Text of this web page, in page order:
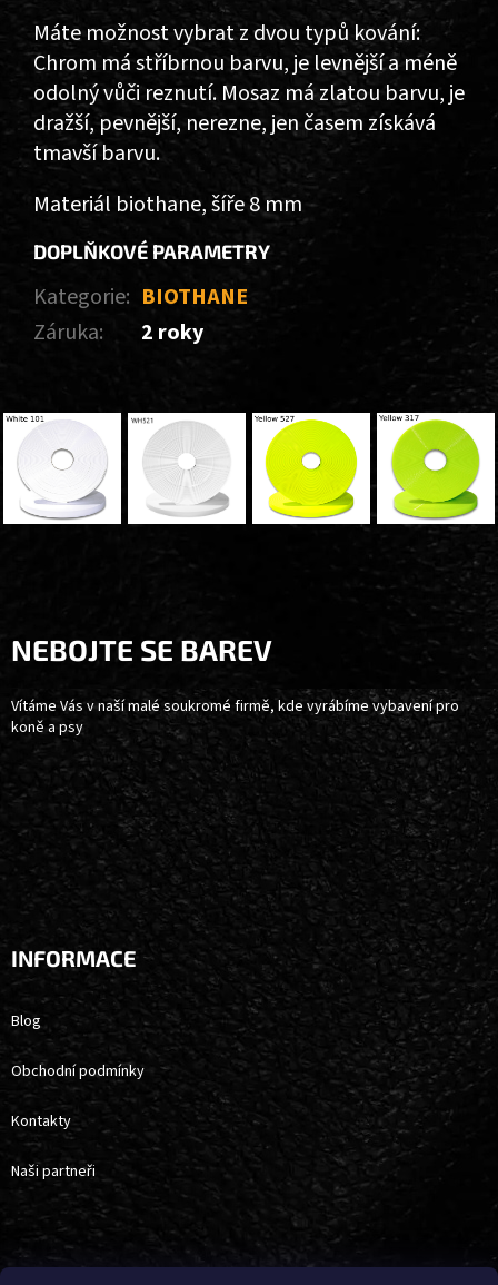
Máte možnost vybrat z dvou typů kování:
Chrom má stříbrnou barvu, je levnější a méně
odolný vůči reznutí. Mosaz má zlatou barvu, je
dražší, pevnější, nerezne, jen časem získává
tmavší barvu.
Materiál biothane, šíře 8 mm
DOPLŇKOVÉ PARAMETRY
Kategorie: BIOTHANE
Záruka: 2 roky
ANEBOJTE SE BAREV
Vítáme Vás v naší malé soukromé firmě, kde vyrábíme vybavení pro
koně a psy
INFORMACE
Blog
Obchodní podmínky
Kontakty
Naši partneři